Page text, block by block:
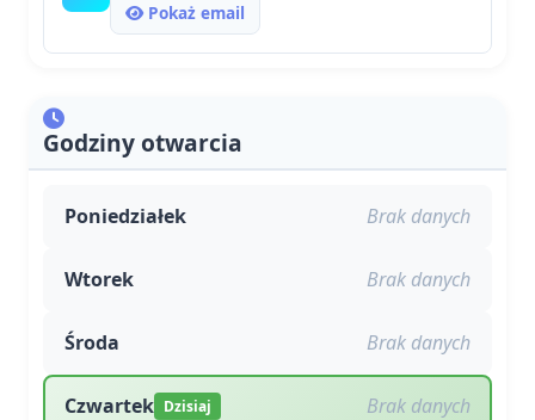
Pokaż email
Godziny otwarcia
Poniedziałek Brak danych
Wtorek Brak danych
Środa Brak danych
Czwartek Dzisiaj Brak danych